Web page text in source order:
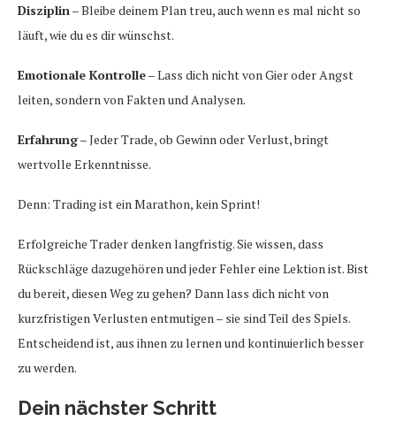
Disziplin – Bleibe deinem Plan treu, auch wenn es mal nicht so
läuft, wie du es dir wünschst.
Emotionale Kontrolle– Lass dich nicht von Gier oder Angst
leiten, sondern von Fakten und Analysen.
Erfahrung– Jeder Trade, ob Gewinn oder Verlust, bringt
wertvolle Erkenntnisse.
Denn: Trading ist ein Marathon, kein Sprint!
Erfolgreiche Trader denken langfristig. Sie wissen, dass
Rückschläge dazugehören und jeder Fehler eine Lektion ist. Bist
du bereit, diesen Weg zu gehen? Dann lass dich nicht von
kurzfristigen Verlusten entmutigen – sie sind Teil des Spiels.
Entscheidend ist, aus ihnen zu lernen und kontinuierlich besser
zu werden.
Dein nächster Schritt